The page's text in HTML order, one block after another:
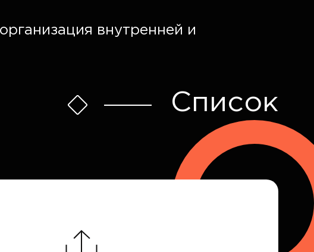
внутренней и
Список